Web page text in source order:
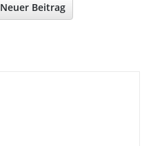
Neuer Beitrag